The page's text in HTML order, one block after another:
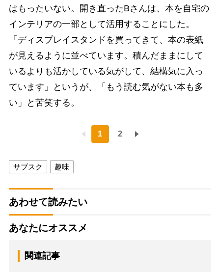
はもったいない。開き直ったBさんは、本を自宅の
インテリアの一部として活用することにした。
「ディスプレイスタンドを買ってきて、本の表紙
が見えるように並べています。積んだままにして
いるよりも活かしている気がして、結構気に入っ
ています」というが、「もう読む気がない本も多
い」と苦笑する。
1 2
サブスク 趣味
あわせて読みたい
あなたにオススメ
関連記事